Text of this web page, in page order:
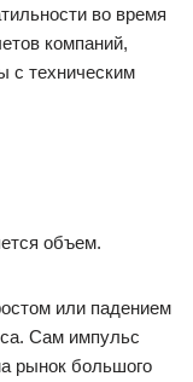
во время
компаний,
с техническим
объем.
или падением
Сам импульс
рынок большого